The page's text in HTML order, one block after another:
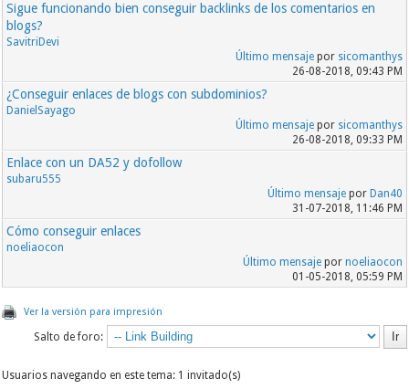
Sigue funcionando bien conseguir backlinks de los comentarios en
blogs?
SavitriDevi
Último mensajepor sicomanthys
26-08-2018, 09:43 PM
¿Conseguir enlaces de blogs con subdominios?
DanielSayago
Último mensajepor sicomanthys
26-08-2018, 09:33 PM
Enlace con un DA52 y dofollow
subaru555
Último mensajepor Dan40
31-07-2018, 11:46 PM
Cómo conseguir enlaces
noeliaocon
Último mensajepor noeliaocon
01-05-2018, 05:59 PM
Ver la versión para impresión
Salto de foro:
Usuarios navegando en este tema: 1 invitado(s)